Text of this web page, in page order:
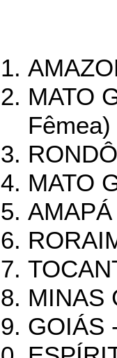
MATO
Fêmea)
MATO
MINAS
GOIÁS